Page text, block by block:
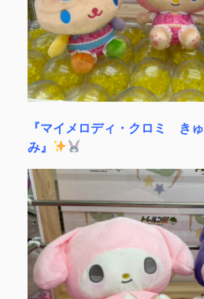
『マイメロディ・クロミ き
み』